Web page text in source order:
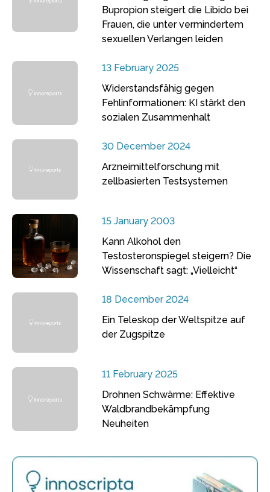
Bupropion steigert die Libido bei
Frauen, die unter vermindertem
sexuellen Verlangen leiden
13 February 2025
Widerstandsfähig gegen
Fehlinformationen: KI stärkt den
sozialen Zusammenhalt
30 December 2024
Arzneimittelforschung mit
zellbasierten Testsystemen
15 January 2003
Kann Alkohol den
Testosteronspiegel steigern? Die
Wissenschaft sagt: „Vielleicht“
18 December 2024
Ein Teleskop der Weltspitze auf
der Zugspitze
11 February 2025
Drohnen Schwärme: Effektive
Waldbrandbekämpfung
Neuheiten